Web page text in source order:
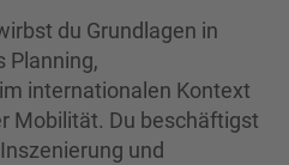
du Grundlagen in
Planning,
internationalen Kontext
Mobilität. Du beschäftigst
und